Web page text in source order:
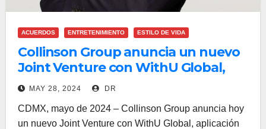
ACUERDOS ENTRETENIMIENTO ESTILO DE VIDA
Collinson Group anuncia un nuevo
Joint Venture con WithU Global,
líder en FitTech
MAY 28, 2024 DR
CDMX, mayo de 2024 – Collinson Group anuncia hoy
un nuevo Joint Venture con WithU Global, aplicación